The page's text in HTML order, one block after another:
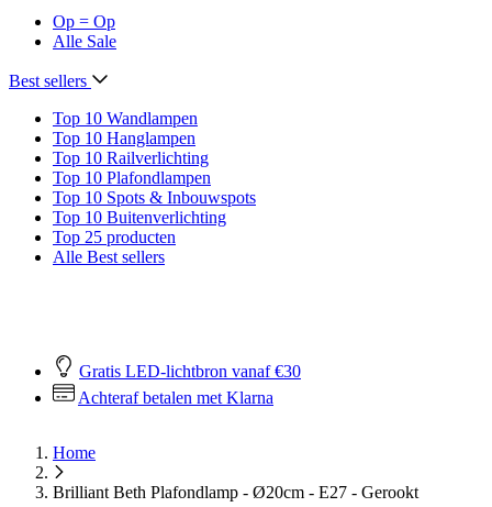
Op = Op
Alle Sale
Best sellers
Top 10 Wandlampen
Top 10 Hanglampen
Top 10 Railverlichting
Top 10 Plafondlampen
Top 10 Spots & Inbouwspots
Top 10 Buitenverlichting
Top 25 producten
Alle Best sellers
Gratis LED-lichtbron vanaf €30
Achteraf betalen met Klarna
Home
Brilliant Beth Plafondlamp - Ø20cm - E27 - Gerookt